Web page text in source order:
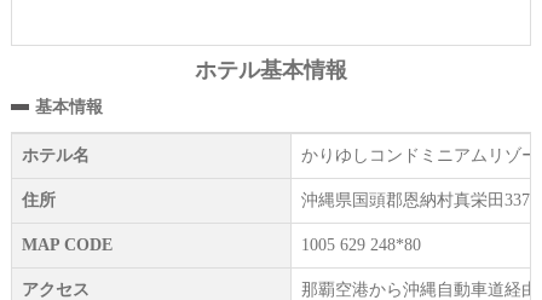
ホテル基本情報
基本情報
ホテル名 かりゆしコンドミニアムリゾ
住所 沖縄県国頭郡恩納村真栄田
MAP CODE 1005 629 248*80
アクセス 那覇空港から沖縄自動車道経